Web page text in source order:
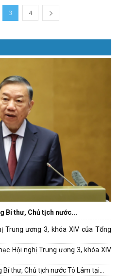
3 4
Bí thư, Chủ tịch nước...
Trung ương 3, khóa XIV của Tổng
Hội nghị Trung ương 3, khóa XIV
thư, Chủ tịch nước Tô Lâm tại...